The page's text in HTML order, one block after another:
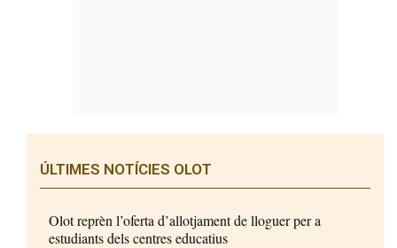
ÚLTIMES NOTÍCIES OLOT
Olot reprèn l’oferta d’allotjament de lloguer per a
estudiants dels centres educatius